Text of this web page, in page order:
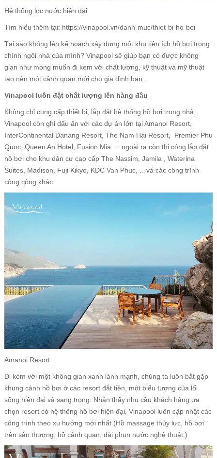
Hệ thống lọc nước hiện đại
Tìm hiểu thêm tại: https://vinapool.vn/danh-muc/thiet-bi-ho-boi
Tại sao không lên kế hoạch xây dựng một khu tiện ích hồ bơi trong
chính ngôi nhà của mình? Vinapool sẽ giúp bạn có được không
gian như mong muốn đi kèm với chất lượng, kỹ thuật và mỹ thuật
tạo nên một cảnh quan mới cho gia đình bạn.
Vinapool luôn đặt chất lượng lên hàng đầu
Không chỉ cung cấp thiết bị, lắp đặt hệ thống hồ bơi trong nhà,
Vinapool còn ghi dấu ấn với các dự án lớn tại Amanoi Resort,
InterContinental Danang Resort, The Nam Hai Resort, Premier Phu
Quoc, Queen An Hotel, Fusion Mia … ngoài ra còn thi công lắp đặt
hồ bơi cho khu dân cư cao cấp The Nassim, Jamila , Waterina
Suites, Madison, Fuji Kikyo, KDC Van Phuc, …và các công trình
công cộng khác.
Amanoi Resort
Đi kèm với một không gian xanh lành mạnh, chúng ta luôn bắt gặp
khung cảnh hồ bơi ở các resort đắt tiền, một biểu tượng của lối
sống hiện đại và sang trọng. Nhận thấy nhu cầu khách hàng ưa
chọn resort có hệ thống hồ bơi hiện đại, Vinapool luôn cập nhật các
công trình theo xu hướng mới nhất (Hồ massage thủy lực, hồ bơi
trên sân thượng, hồ cảnh quan, đài phun nước nghệ thuật.)